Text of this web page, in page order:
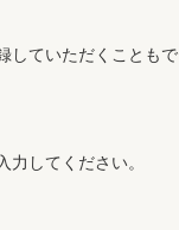
していただくこともで
してください。